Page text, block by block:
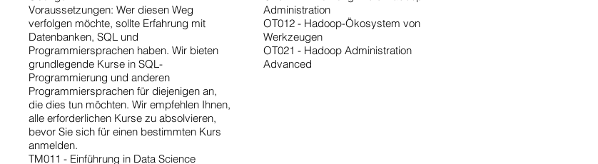
Voraussetzungen: Wer diesen Weg
verfolgen möchte, sollte Erfahrung mit
Datenbanken, SQL und
Programmiersprachen haben. Wir bieten
grundlegende Kurse in SQL-
Programmierung und anderen
Programmiersprachen für diejenigen an,
die dies tun möchten. Wir empfehlen Ihnen,
alle erforderlichen Kurse zu absolvieren,
bevor Sie sich für einen bestimmten Kurs
anmelden.
TM011 - Einführung in Data Science
Administration
OT012 - Hadoop-Ökosystem von
Werkzeugen
OT021 - Hadoop Administration
Advanced